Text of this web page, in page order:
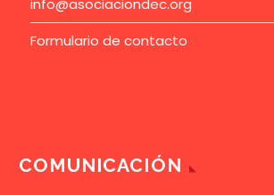
info@asociaciondec.org
Formulario de contacto
COMUNICACIÓN